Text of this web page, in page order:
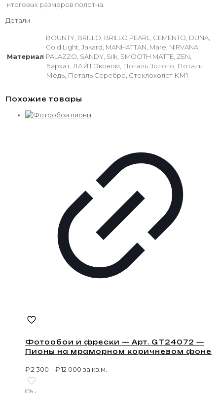
итоговых размеров полотна.
Детали
Материал
BOUNTY, BRILLO, BRILLO PEARL, CEMENTO, DUNA,
Gold Light, Jakard, MANHATTAN, Mare, NIRVANA,
PALAZZO, SANDY, Silk, SMOOTH MATTE, ZEN,
Бархат, ЛАЙТ Эконом, Поталь Золото, Поталь
Медь, Поталь Серебро, Стеклохолст КМ1
Похожие товары
Фотообои и фрески — Арт. GT24072 —
Пионы на мраморном коричневом фоне
₽2 300 –₽12 000 за кв.м.